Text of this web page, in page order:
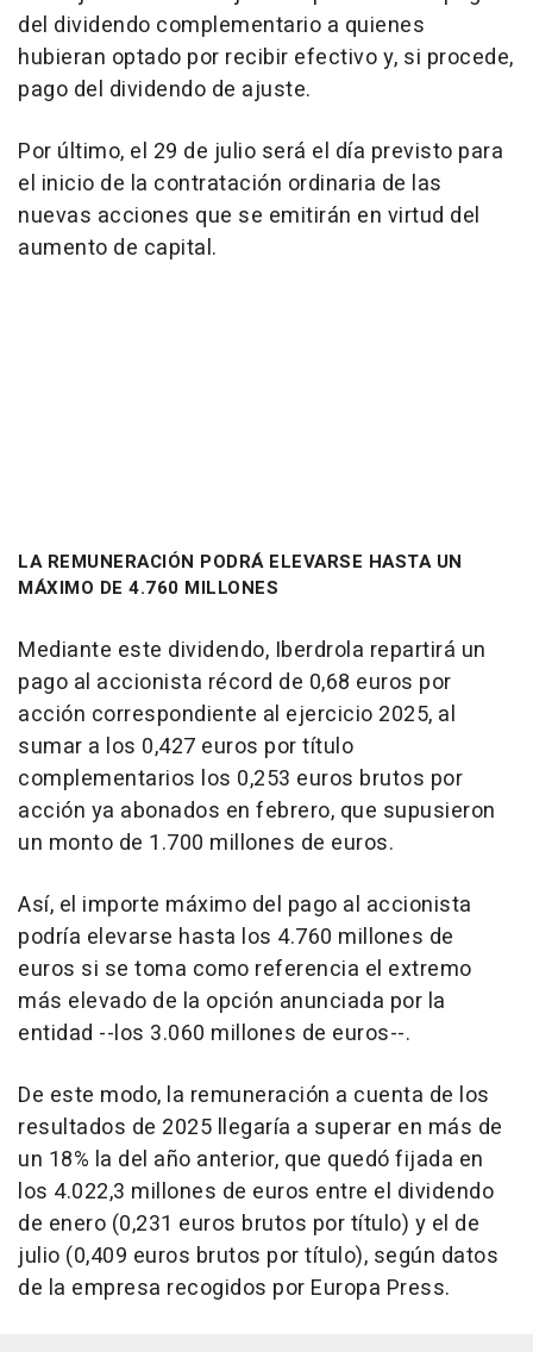
del dividendo complementario a quienes
hubieran optado por recibir efectivo y, si procede,
pago del dividendo de ajuste.
Por último, el 29 de julio será el día previsto para
el inicio de la contratación ordinaria de las
nuevas acciones que se emitirán en virtud del
aumento de capital.
LA REMUNERACIÓN PODRÁ ELEVARSE HASTA UN
MÁXIMO DE 4.760 MILLONES
Mediante este dividendo, Iberdrola repartirá un
pago al accionista récord de 0,68 euros por
acción correspondiente al ejercicio 2025, al
sumar a los 0,427 euros por título
complementarios los 0,253 euros brutos por
acción ya abonados en febrero, que supusieron
un monto de 1.700 millones de euros.
Así, el importe máximo del pago al accionista
podría elevarse hasta los 4.760 millones de
euros si se toma como referencia el extremo
más elevado de la opción anunciada por la
entidad --los 3.060 millones de euros--.
De este modo, la remuneración a cuenta de los
resultados de 2025 llegaría a superar en más de
un 18% la del año anterior, que quedó fijada en
los 4.022,3 millones de euros entre el dividendo
de enero (0,231 euros brutos por título) y el de
julio (0,409 euros brutos por título), según datos
de la empresa recogidos por Europa Press.